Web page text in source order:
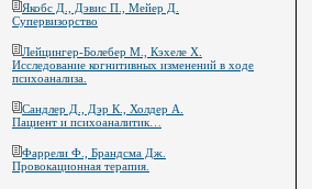
Якобс Д., Дэвис П., Мейер Д.
Супервизорство
Лейцингер-Болебер М., Кэхеле Х.
Исследование когнитивных изменений в ходе
психоанализа.
Сандлер Д., Дэр К., Холдер А.
Пациент и психоаналитик…
Фаррели Ф., Брандсма Дж.
Провокационная терапия.